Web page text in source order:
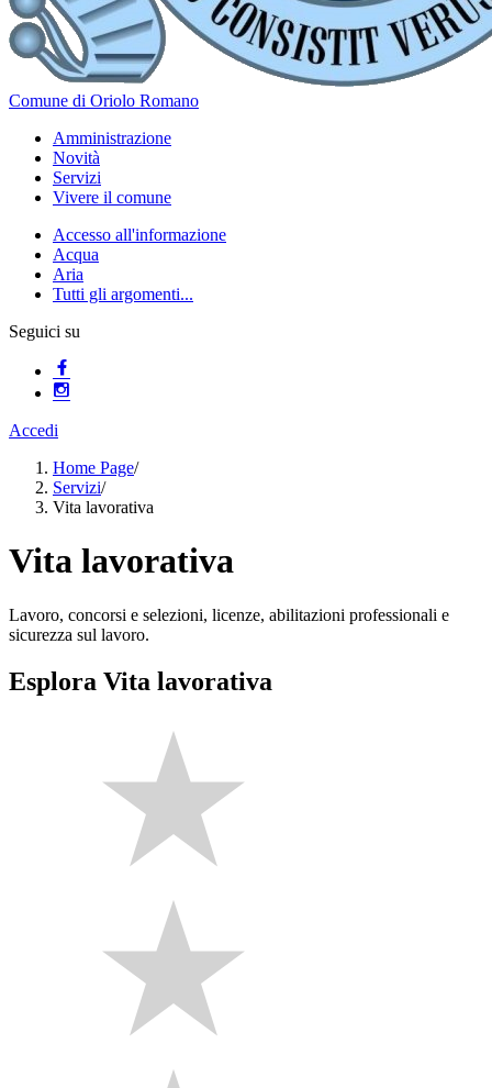
Comune di Oriolo Romano
Amministrazione
Novità
Servizi
Vivere il comune
Accesso all'informazione
Acqua
Aria
Tutti gli argomenti...
Seguici su
Accedi
Home Page/
Servizi/
Vita lavorativa
Vita lavorativa
Lavoro, concorsi e selezioni, licenze, abilitazioni professionali e
sicurezza sul lavoro.
Esplora Vita lavorativa